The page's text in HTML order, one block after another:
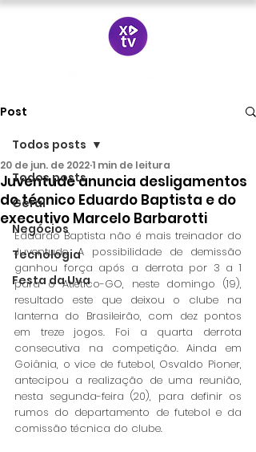
Post
Todos posts
Geral
Negócios
Tecnologia
Festa da Uva
Todos posts
Juventude anuncia desligamentos
do técnico Eduardo Baptista e do
executivo Marcelo Barbarotti
20 de jun. de 20221 min de leitura
Eduardo Baptista não é mais treinador do
Juventude. A possibilidade de demissão
ganhou força após a derrota por 3 a 1
para o Atlético-GO, neste domingo (19),
resultado este que deixou o clube na
lanterna do Brasileirão, com dez pontos
em treze jogos. Foi a quarta derrota
consecutiva na competição. Ainda em
Goiânia, o vice de futebol, Osvaldo Pioner,
antecipou a realização de uma reunião,
nesta segunda-feira (20), para definir os
rumos do departamento de futebol e da
comissão técnica do clube.